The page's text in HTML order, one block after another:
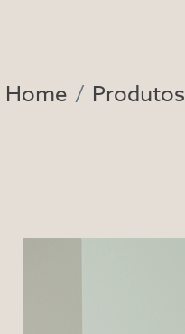
Home Produtos